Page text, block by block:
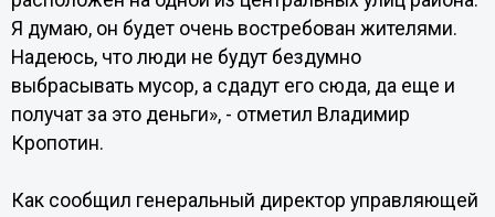
Я думаю, он будет очень востребован жителями.
Надеюсь, что люди не будут бездумно
выбрасывать мусор, а сдадут его сюда, да еще и
получат за это деньги», - отметил Владимир
Кропотин.
Как сообщил генеральный директор управляющей